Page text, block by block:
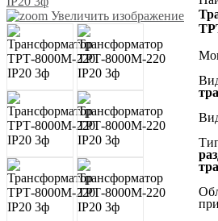
Увеличить изображение